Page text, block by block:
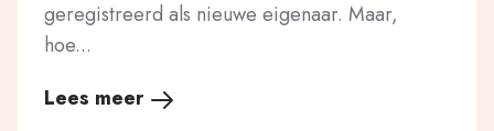
geregistreerd als nieuwe eigenaar. Maar,
hoe...
Lees meer